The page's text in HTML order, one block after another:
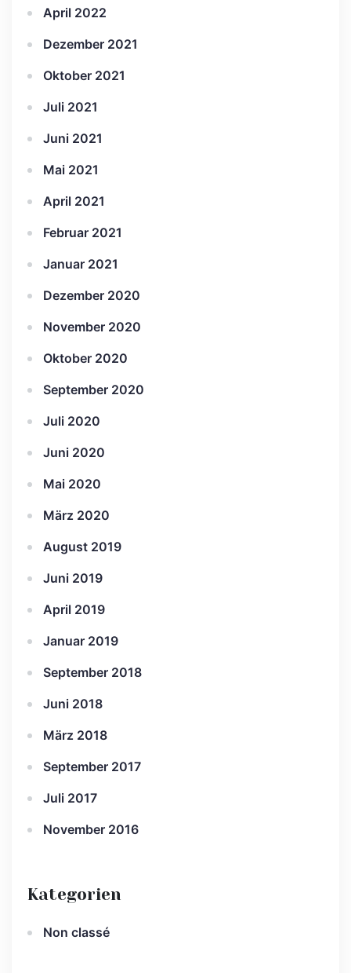
April 2022
Dezember 2021
Oktober 2021
Juli 2021
Juni 2021
Mai 2021
April 2021
Februar 2021
Januar 2021
Dezember 2020
November 2020
Oktober 2020
September 2020
Juli 2020
Juni 2020
Mai 2020
März 2020
August 2019
Juni 2019
April 2019
Januar 2019
September 2018
Juni 2018
März 2018
September 2017
Juli 2017
November 2016
Kategorien
Non classé